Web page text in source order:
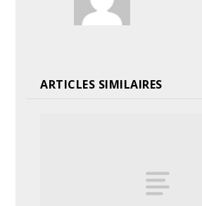
ARTICLES SIMILAIRES